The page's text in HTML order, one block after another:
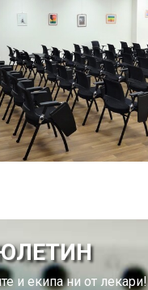
и екипа ни от лекари!